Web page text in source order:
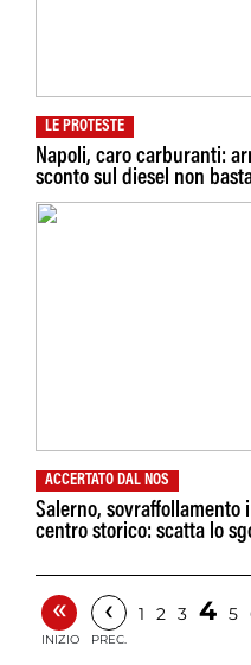
LE PROTESTE
Napoli, caro carburanti:
sconto sul diesel non
ACCERTATO DAL NOS
Salerno,
centro storico: scatta lo
«
INIZIO
‹
PREC.
1 2 3 4 5